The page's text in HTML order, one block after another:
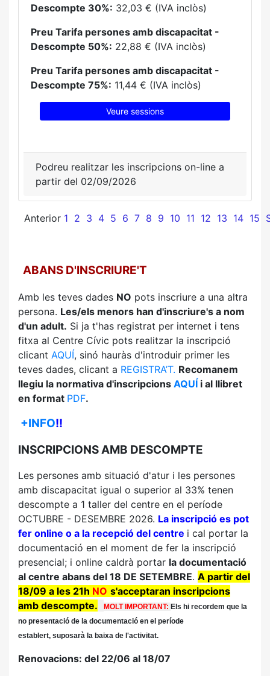
Descompte 30%: 32,03 € (IVA inclòs)
Preu Tarifa persones amb discapacitat -
Descompte 50%: 22,88 € (IVA inclòs)
Preu Tarifa persones amb discapacitat -
Descompte 75%: 11,44 € (IVA inclòs)
Veure sessions
Podreu realitzar les inscripcions on-line a
partir del 02/09/2026
Anterior 1 2 3 4 5 6 7 8 9 10 11 12 13 14 15
ABANS D'INSCRIURE'T
Amb les teves dades NO pots inscriure a una altra
persona. Les/els menors han d'inscriure's a nom
d'un adult. Si ja t'has registrat per internet i tens
fitxa al Centre Cívic pots realitzar la inscripció
clicant AQUÍ, sinó hauràs d'introduir primer les
teves dades, clicant a REGISTRA’T. Recomanem
llegiu la normativa d'inscripcions AQUÍ i al llibret
en format PDF.
+INFO!!
INSCRIPCIONS AMB DESCOMPTE
Les persones amb situació d'atur i les persones
amb discapacitat igual o superior al 33% tenen
descompte a 1 taller del centre en el període
OCTUBRE - DESEMBRE 2026. La inscripció es pot
fer online o a la recepció del centre i cal portar la
documentació en el moment de fer la inscripció
presencial; i online caldrà portar la documentació
al centre abans del 18 DE SETEMBRE. A partir del
18/09 a les 21h NO s'acceptaran inscripcions
amb descompte. MOLT IMPORTANT: Els hi recordem que la
no presentació de la documentació en el període
establert, suposarà la baixa de l'activitat.
Renovacions: del 22/06 al 18/07